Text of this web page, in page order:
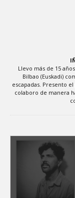
Llevo más de 15
Bilbao (Euskadi)
escapadas. Presento
colaboro de manera